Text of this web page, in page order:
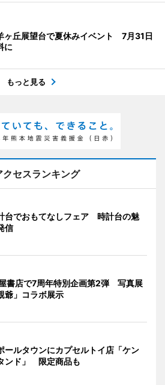
ヶ丘展望台で夏休みイベント 7月31日
に
もっと見る
クセスランキング
台でおもてなしフェア 時計台の魅
信
書店で7周年特別企画第2弾 写真展
爺」コラボ展示
ールタウンにカプセルトイ店「ケン
ンド」 限定商品も